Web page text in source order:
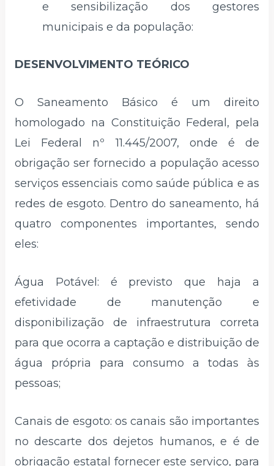
e sensibilização dos gestores
municipais e da população:
DESENVOLVIMENTO TEÓRICO
O Saneamento Básico é um direito
homologado na Constituição Federal, pela
Lei Federal nº 11.445/2007, onde é de
obrigação ser fornecido a população acesso
serviços essenciais como saúde pública e as
redes de esgoto. Dentro do saneamento, há
quatro componentes importantes, sendo
eles:
Água Potável: é previsto que haja a
efetividade de manutenção e
disponibilização de infraestrutura correta
para que ocorra a captação e distribuição de
água própria para consumo a todas às
pessoas;
Canais de esgoto: os canais são importantes
no descarte dos dejetos humanos, e é de
obrigação estatal fornecer este serviço, para